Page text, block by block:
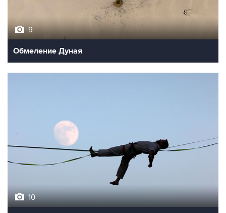
9
Обмеление Дуная
10